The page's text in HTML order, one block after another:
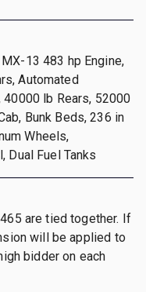
13 483 hp Engine,
Automated
lb Rears, 52000
Bunk Beds, 236 in
Wheels,
Dual Fuel Tanks
are tied together. If
will be applied to
bidder on each